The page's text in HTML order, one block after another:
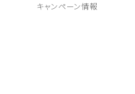
キャンペーン情報